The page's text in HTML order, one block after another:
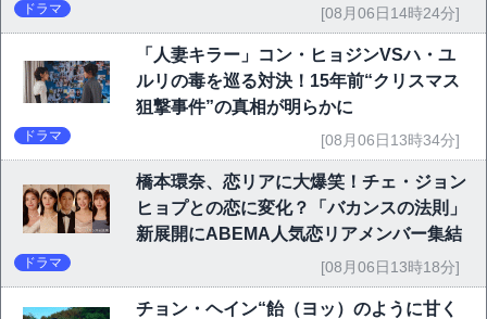
ドラマ [08月06日14時24分]
「人妻キラー」コン・ヒョジンVSハ・ユ
ルリの毒を巡る対決！15年前“クリスマス
狙撃事件”の真相が明らかに
ドラマ [08月06日13時34分]
橋本環奈、恋リアに大爆笑！チェ・ジョン
ヒョプとの恋に変化？「バカンスの法則」
新展開にABEMA人気恋リアメンバー集結
ドラマ [08月06日13時18分]
チョン・ヘイン“飴（ヨッ）のように甘く